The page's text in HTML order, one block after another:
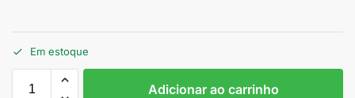
Em estoque
Adicionar ao carrinho